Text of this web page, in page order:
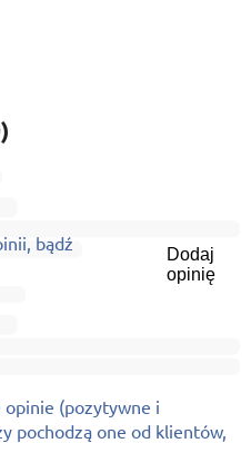
bądź
Dodaj
opinię
opinie (pozytywne i
pochodzą one od klientów,